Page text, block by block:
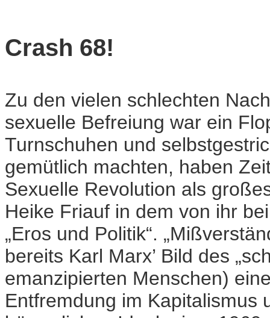
Crash 68!
Zu den vielen schlechten
sexuelle Befreiung war ein
Turnschuhen und
gemütlich machten, haben
Sexuelle Revolution als
Heike Friauf in dem von ihr
„Eros und Politik“.
bereits Karl Marx’ Bild des
emanzipierten Menschen)
Entfremdung im Kapitalismus